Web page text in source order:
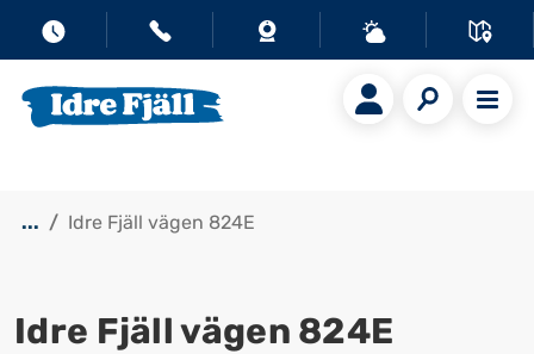
... Idre Fjäll vägen 824E
Idre Fjäll vägen 824E